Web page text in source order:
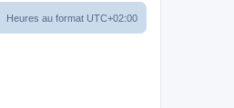
Heures au format UTC+02:00